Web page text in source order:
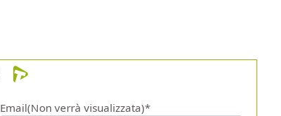
Email(Non verrà visualizzata)*